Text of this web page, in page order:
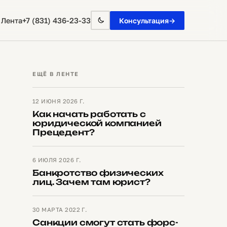
+7 (831) 436-23-33 Консультация→
ЕЩЁ В ЛЕНТЕ
12 ИЮНЯ 2026 Г.
Как начать работать с
юридической компанией
Прецедент?
6 ИЮЛЯ 2026 Г.
Банкротство физических
лиц. Зачем там юрист?
30 МАРТА 2022 Г.
Санкции смогут стать форс-